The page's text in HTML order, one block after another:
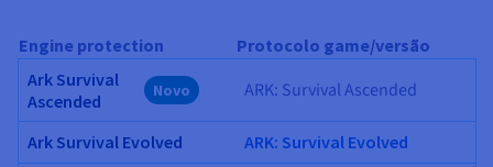
Engine protection
Protocolo game/versão
Ark Survival
Ascended
Novo ARK: Survival Ascended
Ark Survival Evolved
ARK: Survival Evolved